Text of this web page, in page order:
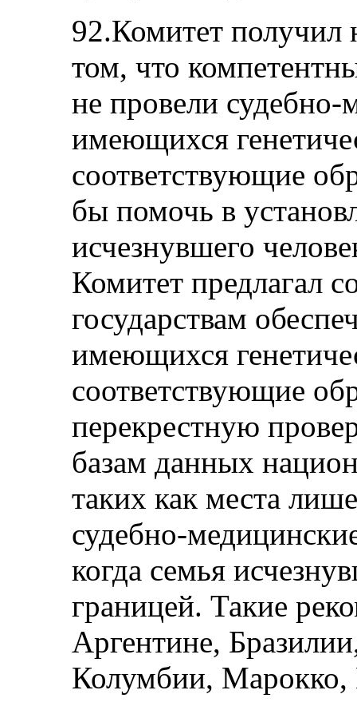
92.Комитет получил
том, что
не провели судебно-
имеющихся
соответствующие
бы помочь в
исчезнувшего
Комитет предлагал
государствам
имеющихся
соответствующие
перекрестную
базам данных
таких как места
судебно-
когда семья
границей. Такие
Аргентине,
Колумбии,